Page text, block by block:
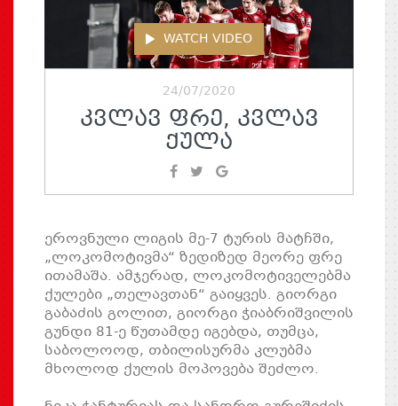
WATCH VIDEO
24/07/2020
ᲙᲕᲚᲐᲕ ᲤᲠᲔ, ᲙᲕᲚᲐᲕ
ᲥᲣᲚᲐ
ეროვნული ლიგის მე-7 ტურის მატჩში,
„ლოკომოტივმა“ ზედიზედ მეორე ფრე
ითამაშა. ამჯერად, ლოკომოტიველებმა
ქულები „თელავთან“ გაიყვეს. გიორგი
გაბაძის გოლით, გიორგი ჭიაბრიშვილის
გუნდი 81-ე წუთამდე იგებდა, თუმცა,
საბოლოოდ, თბილისურმა კლუბმა
მხოლოდ ქულის მოპოვება შეძლო.